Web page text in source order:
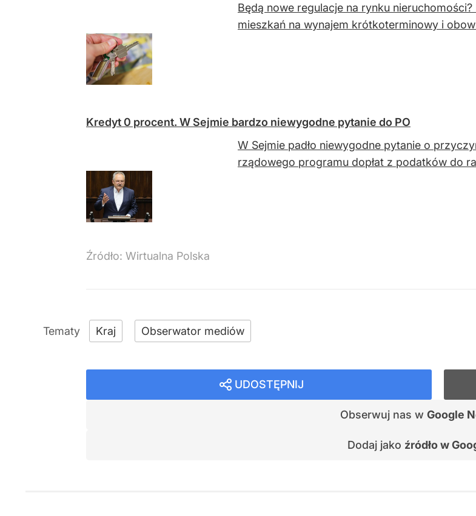
Będą nowe regulacje na rynku
mieszkań na wynajem krótkoterminowy i
Kredyt 0 procent. W Sejmie bardzo niewygodne pytanie do PO
W Sejmie padło niewygodne pytanie o
rządowego programu dopłat z podatków do
Źródło: Wirtualna Polska
Kraj Obserwator mediów
UDOSTĘPNIJ
Obserwuj nas w Google
Dodaj jako źródło w